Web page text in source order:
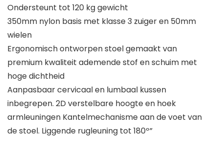
Ondersteunt tot 120 kg gewicht
350mm nylon basis met klasse 3 zuiger en 50mm
wielen
Ergonomisch ontworpen stoel gemaakt van
premium kwaliteit ademende stof en schuim met
hoge dichtheid
Aanpasbaar cervicaal en lumbaal kussen
inbegrepen. 2D verstelbare hoogte en hoek
armleuningen Kantelmechanisme aan de voet van
de stoel. Liggende rugleuning tot 180º”